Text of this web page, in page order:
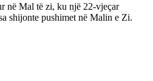
në Mal të zi, ku një 22-vjeçar
shijonte pushimet në Malin e Zi.